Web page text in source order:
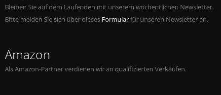
Bleiben Sie auf dem Laufenden mit unserem wöchentlichen Newsletter.
Bitte melden Sie sich über dieses Formularfür unseren Newsletter an.
Amazon
Als Amazon-Partner verdienen wir an qualifizierten Verkäufen.